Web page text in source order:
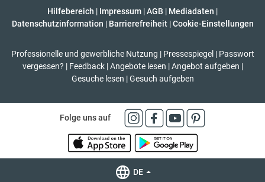
Hilfebereich | Impressum |AGB | Mediadaten |
Datenschutzinformation | Barrierefreiheit | Cookie-Einstellungen
Professionelle und gewerbliche Nutzung | Pressespiegel | Passwort
vergessen? | Feedback | Angebote lesen | Angebot aufgeben |
Gesuche lesen | Gesuch aufgeben
Folge uns auf
DE